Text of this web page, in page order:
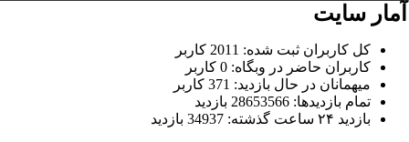
سایت
کل کاربران ثبت شده: 2011 کاربر
کاربران حاضر در وبگاه: 0 کاربر
میهمانان در حال بازدید: 371 کاربر
تمام بازدید‌ها: 28653566 بازدید
بازدید ۲۴ ساعت گذشته: 34937 بازدید